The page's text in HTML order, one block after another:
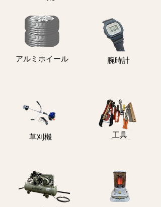
アルミホイール ​腕時計
​草刈機 ​工具